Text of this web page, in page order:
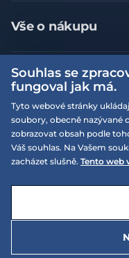
4 895 Kč
Vše o nákupu
Jak nakupovat
Nejčastější dotazy
Doprava a platba
Vrácení a výměna
Reklamace
Velikostní tabulky
Více informací
Obchodní
Podmínky EQS
On-line katalogy
Dotace
Zásady ochrany
Naše prodejny
EQS Rudná
EQS Praha 9 - Letňany
Nyní zavřeno ‧
E-shop vytvořila a
Souhlas se
fungoval jak má.
Tyto webové stránky
soubory, obecně nazývané
zobrazovat obsah podle
Váš souhlas. Na Vašem
zacházet slušně. Tento web